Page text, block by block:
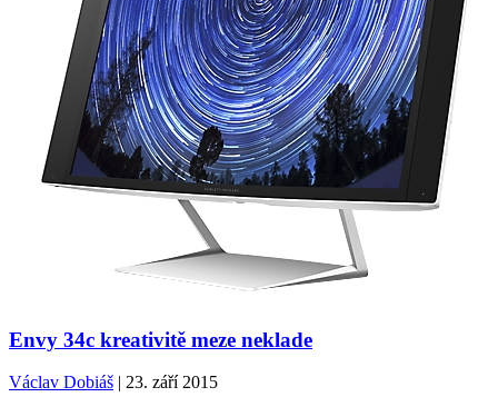
Envy 34c kreativitě meze neklade
Václav Dobiáš | 23. září 2015